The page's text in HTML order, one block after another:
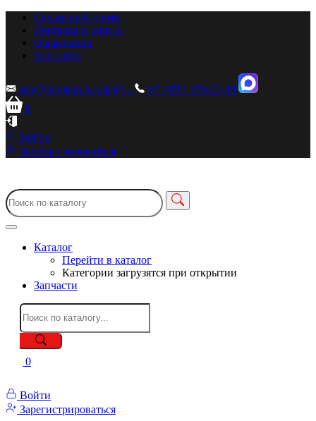
Сервисный центр
Доставка и оплата
О компании
Контакты
sale@zionstm.ru sale@...
+7 (495) 136-23-00
0
Войти
Зарегистрироваться
Каталог
Перейти в каталог
Категории загрузятся при открытии
Запчасти
0
Войти
Зарегистрироваться